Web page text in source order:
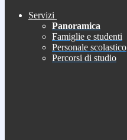
Servizi
Panoramica
Famiglie e studenti
Personale scolastico
Percorsi di studio